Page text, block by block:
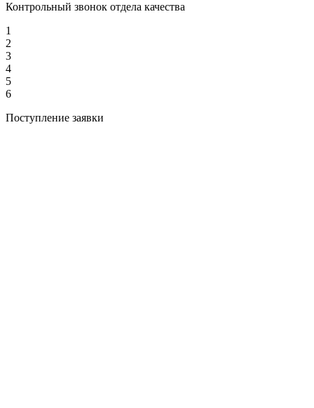
Контрольный звонок отдела качества
1
2
3
4
5
6
Поступление заявки